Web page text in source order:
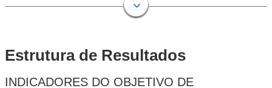
Estrutura de Resultados
INDICADORES DO OBJETIVO DE